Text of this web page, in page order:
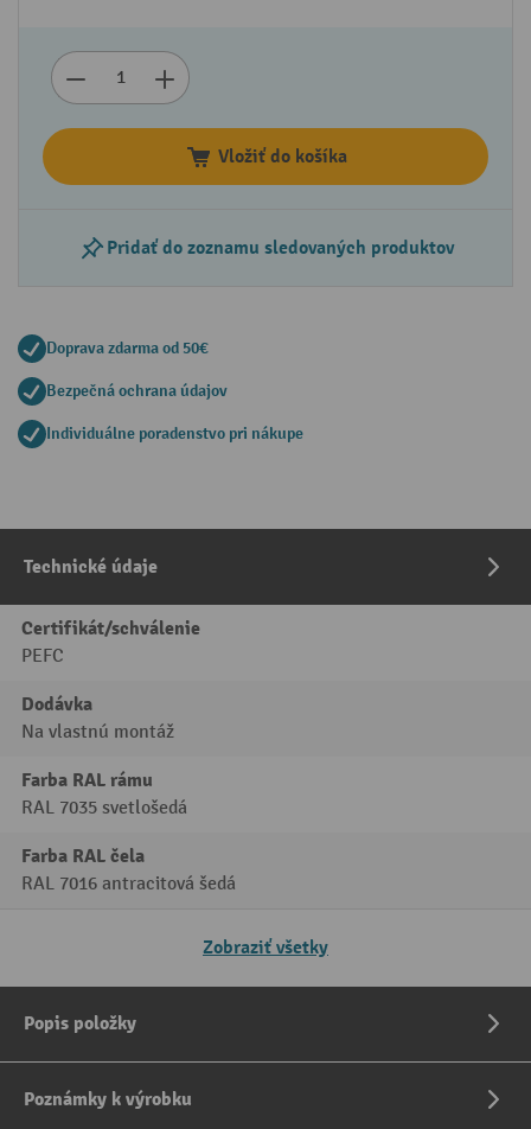
Vložiť do košíka
Pridať do zoznamu sledovaných produktov
Doprava zdarma od 50€
Bezpečná ochrana údajov
Individuálne poradenstvo pri nákupe
Technické údaje
Certifikát/schválenie
PEFC
Dodávka
Na vlastnú montáž
Farba RAL rámu
RAL 7035 svetlošedá
Farba RAL čela
RAL 7016 antracitová šedá
Zobraziť všetky
Popis položky
Poznámky k výrobku